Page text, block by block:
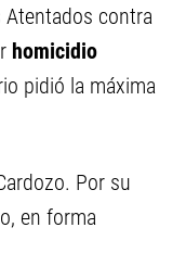
Atentados contra
homicidio
pidió la máxima
Por su
en forma